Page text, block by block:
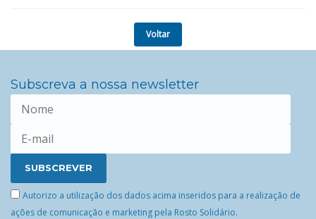
Voltar
Subscreva a nossa newsletter
Autorizo a utilização dos dados acima inseridos para a realização de
ações de comunicação e marketing pela Rosto Solidário.